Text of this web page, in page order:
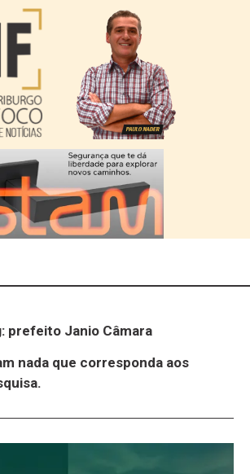
prefeito Janio Câmara
nada que corresponda aos